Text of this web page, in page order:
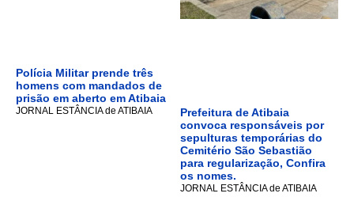
Polícia Militar prende três
homens com mandados de
prisão em aberto em Atibaia
JORNAL ESTÂNCIA de ATIBAIA
Prefeitura de Atibaia
convoca responsáveis por
sepulturas temporárias do
Cemitério São Sebastião
para regularização, Confira
os nomes.
JORNAL ESTÂNCIA de ATIBAIA